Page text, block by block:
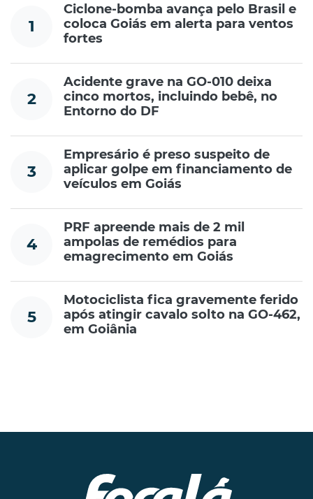
1
Ciclone-bomba avança pelo Brasil e
coloca Goiás em alerta para ventos
fortes
2
Acidente grave na GO-010 deixa
cinco mortos, incluindo bebê, no
Entorno do DF
3
Empresário é preso suspeito de
aplicar golpe em financiamento de
veículos em Goiás
4
PRF apreende mais de 2 mil
ampolas de remédios para
emagrecimento em Goiás
5
Motociclista fica gravemente ferido
após atingir cavalo solto na GO-462,
em Goiânia